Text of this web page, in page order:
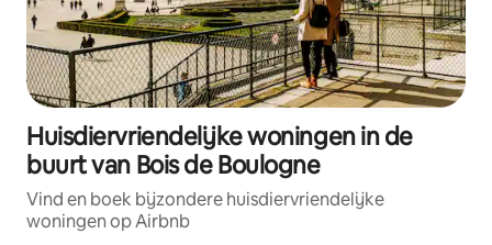
Huisdiervriendelijke woningen in de
buurt van Bois de Boulogne
Vind en boek bijzondere huisdiervriendelijke
woningen op Airbnb